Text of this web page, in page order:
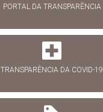
PORTAL DA TRANSPARÊNCIA
TRANSPARÊNCIA DA COVID-19